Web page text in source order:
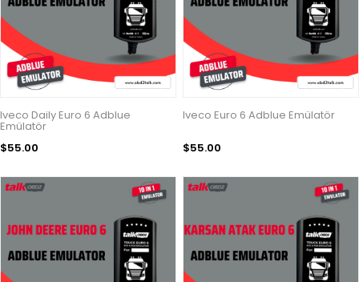
Iveco Daily Euro 6 Adblue
Emülatör
$55.00
Iveco Euro 6 Adblue Emülatör
$55.00